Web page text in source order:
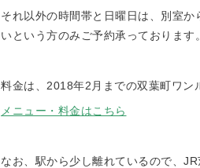
それ以外の時間帯と日曜日は、別室
いという方のみご予約承っております。
料金は、2018年2月までの双葉町ワン
メニュー・料金はこちら
なお、駅から少し離れているので、